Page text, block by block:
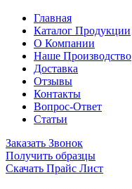
Главная
Каталог Продукции
О Компании
Наше Производство
Доставка
Отзывы
Контакты
Вопрос-Ответ
Статьи
Заказать Звонок
Получить образцы
Скачать Прайс Лист